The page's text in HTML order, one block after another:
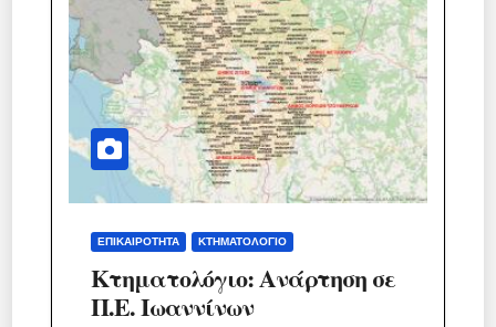
ΕΠΙΚΑΙΡΌΤΗΤΑ ΚΤΗΜΑΤΟΛΌΓΙΟ
Κτηματολόγιο: Ανάρτηση σε
Π.Ε. Ιωαννίνων